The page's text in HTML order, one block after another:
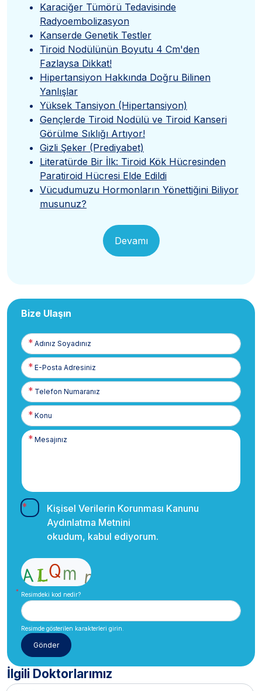
Karaciğer Tümörü Tedavisinde
Radyoembolizasyon
Kanserde Genetik Testler
Tiroid Nodülünün Boyutu 4 Cm'den
Fazlaysa Dikkat!
Hipertansiyon Hakkında Doğru Bilinen
Yanlışlar
Yüksek Tansiyon (Hipertansiyon)
Gençlerde Tiroid Nodülü ve Tiroid Kanseri
Görülme Sıklığı Artıyor!
Gizli Şeker (Prediyabet)
Literatürde Bir İlk: Tiroid Kök Hücresinden
Paratiroid Hücresi Elde Edildi
Vücudumuzu Hormonların Yönettiğini Biliyor
musunuz?
Devamı
Bize Ulaşın
Adınız
Soyadınız
E-
Posta
Telefon
Numaranız
Kişisel Verilerin Korunması Kanunu
Aydınlatma Metnini
okudum, kabul ediyorum.
Resimdeki kod nedir?
Resimde gösterilen karakterleri girin.
İlgili Doktorlarımız